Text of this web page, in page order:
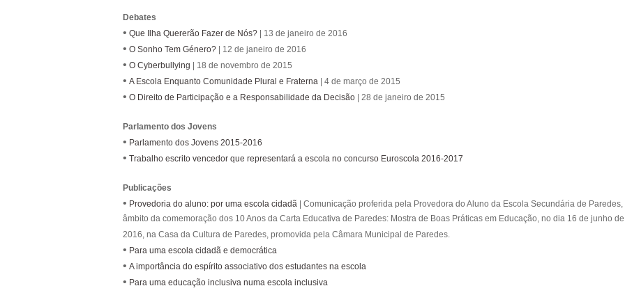
Debates
• Que Ilha Quererão Fazer de Nós?| 13 de janeiro de 2016
• O Sonho Tem Género?| 12 de janeiro de 2016
• O Cyberbullying | 18 de novembro de 2015
• A Escola Enquanto Comunidade Plural e Fraterna| 4 de março de 2015
• O Direito de Participação e a Responsabilidade da Decisão| 28 de janeiro de 2015
Parlamento dos Jovens
• Parlamento dos Jovens 2015-2016
• Trabalho escrito vencedor que representará a escola no concurso Euroscola 2016-2017
Publicações
• Provedoria do aluno: por uma escola cidadã| Comunicação proferida pela Provedora do Aluno da Escola Secundária de Paredes,
âmbito da comemoração dos 10 Anos da Carta Educativa de Paredes: Mostra de Boas Práticas em Educação, no dia 16 de junho de
2016, na Casa da Cultura de Paredes, promovida pela Câmara Municipal de Paredes.
• Para uma escola cidadã e democrática
• A importância do espírito associativo dos estudantes na escola
• Para uma educação inclusiva numa escola inclusiva